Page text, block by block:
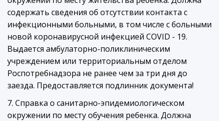
содержать сведения об отсутствии контакта с
инфекционными больными, в том числе с больными
новой коронавирусной инфекцией COVID - 19.
Выдается амбулаторно-поликлиническим
учреждением или территориальным отделом
Роспотребнадзора не ранее чем за три дня до
заезда. Предоставляется подлинник документа!
7. Справка о санитарно-эпидемиологическом
окружении по месту обучения ребенка. Должна